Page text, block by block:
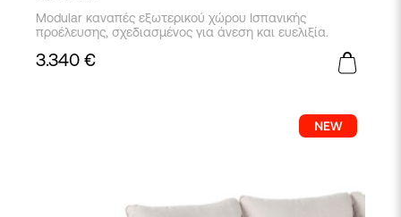
Modular καναπές εξωτερικού χώρου Ισπανικής
προέλευσης, σχεδιασμένος για άνεση και ευελιξία.
3.340 €